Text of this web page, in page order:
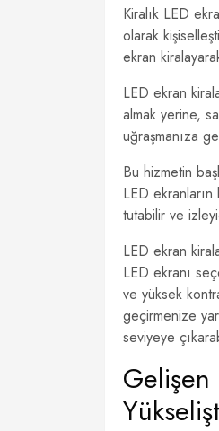
Kiralık LED
olarak
ekran
LED ekran
almak yerine,
uğraşmanıza
Bu hizmetin
LED
tutabilir ve
LED ekran
LED ekranı
ve yüksek
geçirmenize
seviyeye
Gelişen